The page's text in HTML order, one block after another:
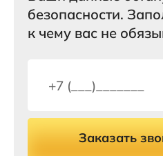
безопасности.
к чему вас не
Заказать